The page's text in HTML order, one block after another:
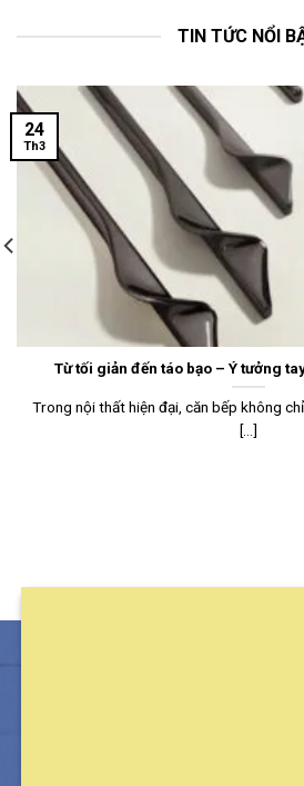
TIN TỨC NỔI
Từ tối giản đến táo bạo – Ý tưởng
Trong nội thất hiện đại, căn bếp không
[...]
24
Th3